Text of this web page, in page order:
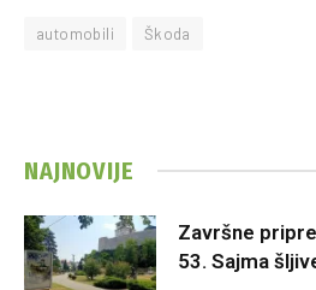
automobili Škoda
NAJNOVIJE
Završne
53. Sajma